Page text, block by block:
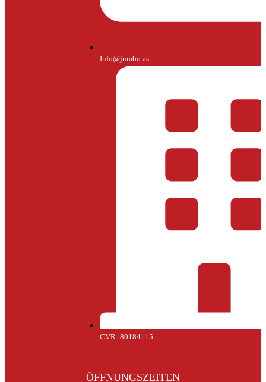
Info@jumbo.as
CVR: 80184115
ÖFFNUNGSZEITEN